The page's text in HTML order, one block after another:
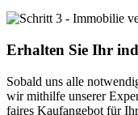
Erhalten Sie Ihr
Sobald uns alle
wir mithilfe unserer
faires Kaufangebot für